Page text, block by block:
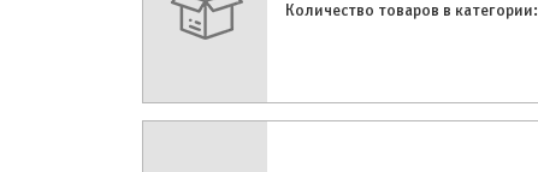
Количество товаров в категории: